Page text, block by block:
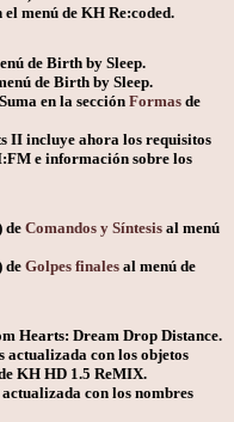
el menú de KH Re:coded.
de Birth by Sleep.
de Birth by Sleep.
en la secciónFormas de
II incluye ahora los requisitos
e información sobre los
deComandos y Síntesis al menú
deGolpes finales al menú de
Hearts: Dream Drop Distance.
actualizada con los objetos
KH HD 1.5 ReMIX.
con los nombres